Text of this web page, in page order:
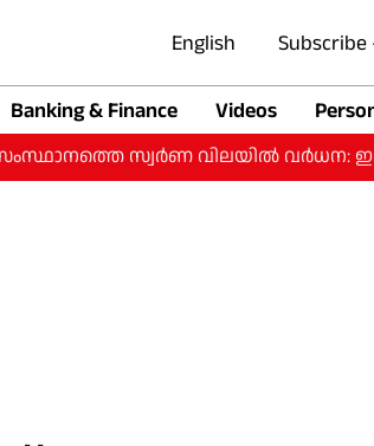
English Subscribe
Banking & Finance Videos
സ്വർണ വിലയിൽ വർധന: ഇന്ന് ഒരു